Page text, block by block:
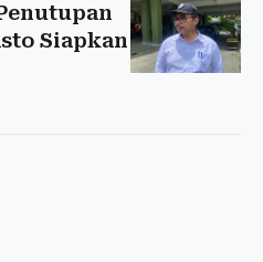
Siapkan